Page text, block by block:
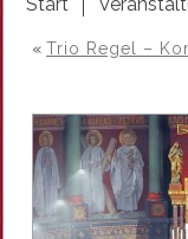
« Trio Regel –